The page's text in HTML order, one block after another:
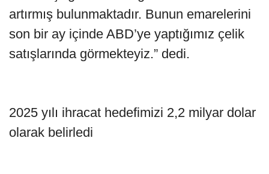
artırmış bulunmaktadır. Bunun emarelerini
son bir ay içinde ABD’ye yaptığımız çelik
satışlarında görmekteyiz.” dedi.
2025 yılı ihracat hedefimizi 2,2 milyar dolar
olarak belirledi